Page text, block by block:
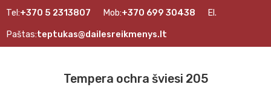
Tel:+370 5 2313807 Mob:+370 699 30438 El.
Paštas:teptukas@dailesreikmenys.lt
Tempera ochra šviesi 205